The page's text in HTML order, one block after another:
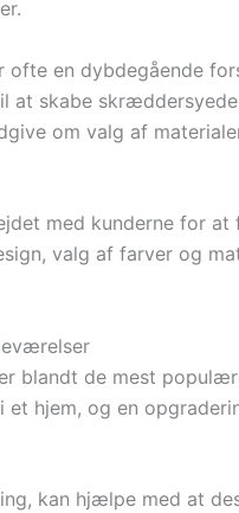
ofte en dybdegående
at skabe
om valg af
med kunderne for
valg af farver og
blandt de mest
hjem, og en
kan hjælpe med at